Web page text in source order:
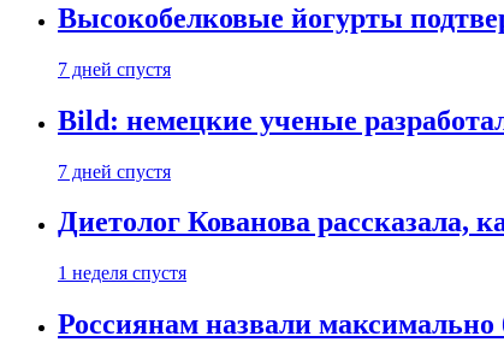
Высокобелковые йогурты
7 дней спустя
Bild: немецкие ученые
7 дней спустя
Диетолог Кованова рассказала,
1 неделя спустя
Россиянам назвали